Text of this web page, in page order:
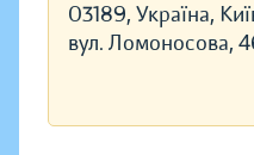
03189, Україна,
вул. Ломоносова,